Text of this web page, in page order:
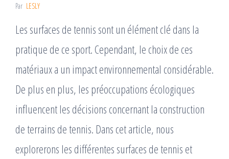
Par LESLY
Les surfaces de tennis sont un élément clé dans la
pratique de ce sport. Cependant, le choix de ces
matériaux a un impact environnemental considérable.
De plus en plus, les préoccupations écologiques
influencent les décisions concernant la construction
de terrains de tennis. Dans cet article, nous
explorerons les différentes surfaces de tennis et